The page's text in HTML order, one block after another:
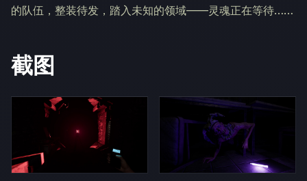
的队伍，整装待发，踏入未知的领域——灵魂正在等待……
截图